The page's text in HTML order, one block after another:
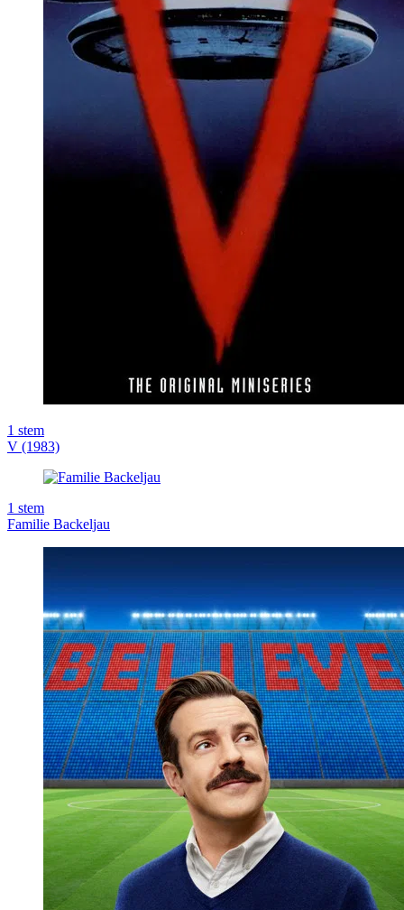
1 stem
V (1983)
1 stem
Familie Backeljau